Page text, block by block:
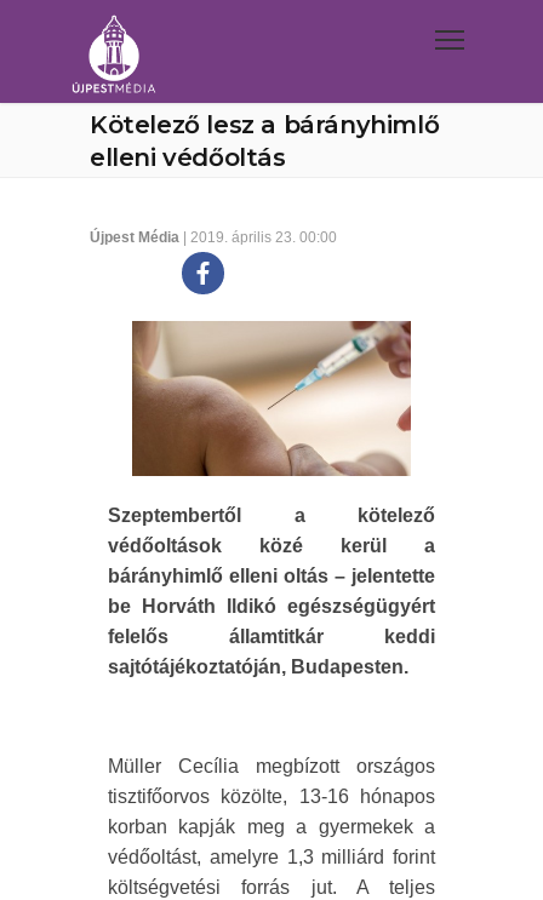
Kötelező lesz a bárányhimlő
elleni védőoltás
Újpest Média | 2019. április 23. 00:00
Szeptembertől a kötelező
védőoltások közé kerül a
bárányhimlő elleni oltás – jelentette
be Horváth Ildikó egészségügyért
felelős államtitkár keddi
sajtótájékoztatóján, Budapesten.
Müller Cecília megbízott országos
tisztifőorvos közölte, 13-16 hónapos
korban kapják meg a gyermekek a
védőoltást, amelyre 1,3 milliárd forint
költségvetési forrás jut. A teljes